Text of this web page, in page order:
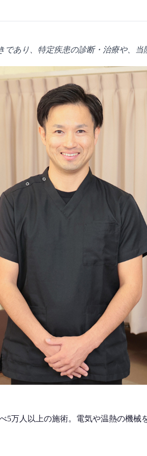
であり、特定疾患の診断・治療や、
べ5万人以上の施術。電気や温熱の機